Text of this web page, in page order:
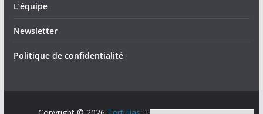
L’équipe
Newsletter
Politique de confidentialité